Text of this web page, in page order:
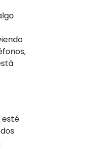
esté